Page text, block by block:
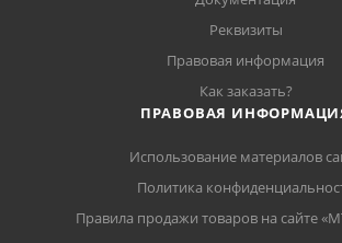
Реквизиты
Правовая информация
Как заказать?
ПРАВОВАЯ
Использование материалов
Политика
Правила продажи товаров на сайте